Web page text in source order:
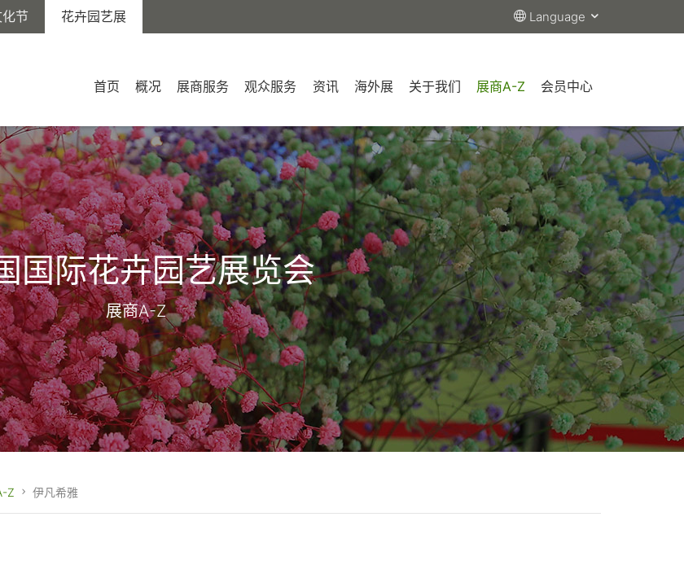
Language
节 花卉园艺展
首页 概况 展商服务 观众服务 资讯 海外展 关于我们 展商A-Z 会员中心
国际花卉园艺展览会
展商A-Z
Z 伊凡希雅